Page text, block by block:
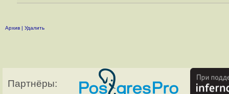
Архив | Удалить
Партнёры: